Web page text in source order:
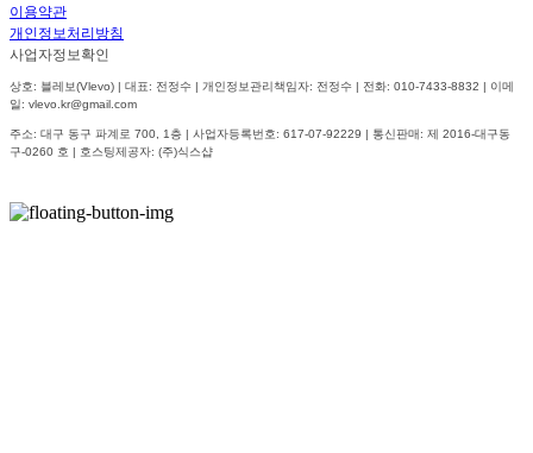
이용약관
개인정보처리방침
사업자정보확인
상호: 블레보(Vlevo) | 대표: 전정수 | 개인정보관리책임자: 전정수 | 전화: 010-7433-8832 | 이메
일: vlevo.kr@gmail.com
주소: 대구 동구 파계로 700, 1층 | 사업자등록번호: 617-07-92229 | 통신판매: 제 2016-대구동
구-0260 호 | 호스팅제공자: (주)식스샵